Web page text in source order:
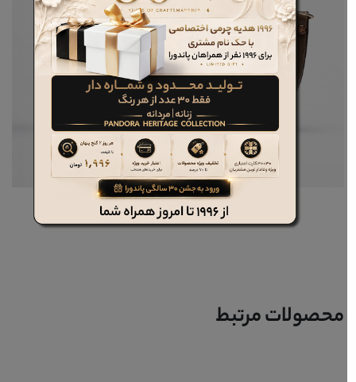
کیف چرم زنانه کد 7195
محصولات مرتبط